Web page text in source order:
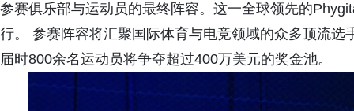
参赛俱乐部与运动员的最终阵容。这一全球领先的
行。 参赛阵容将汇聚国际体育与电竞领域的众多顶流
届时800余名运动员将争夺超过400万美元的奖金池。